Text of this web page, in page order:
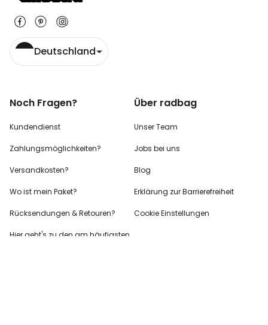
Deutschland
Noch Fragen?
Kundendienst
Zahlungsmöglichkeiten?
Versandkosten?
Wo ist mein Paket?
Rücksendungen & Retouren?
Hier geht's zu den am häufigsten
Über radbag
Unser Team
Jobs bei uns
Blog
Erklärung zur Barrierefreiheit
Cookie Einstellungen